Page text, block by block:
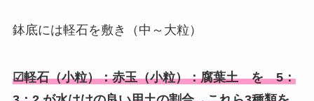
鉢底には軽石を敷き（中～大粒）
☑軽石（小粒）：赤玉（小粒）：腐葉土 を 5：